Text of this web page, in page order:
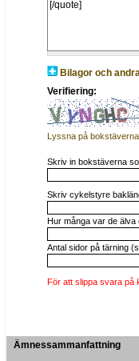
Bilagor och
Verifiering:
Lyssna på
Skriv in bokstäverna
Skriv cykelstyre
Hur många var de
Antal sidor på tärning
För att slippa svara på
Ämnessammanfattning